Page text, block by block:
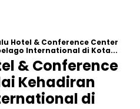
Hotel & Conference Center
International di Kota...
& Conference
Kehadiran
di